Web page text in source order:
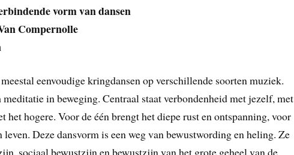
vorm van dansen
Compernolle
eenvoudige kringdansen op verschillende soorten muziek.
in beweging. Centraal staat verbondenheid met jezelf, met
het hogere. Voor de één brengt het diepe rust en ontspanning, voor
leven. Deze dansvorm is een weg van bewustwording en heling. Ze